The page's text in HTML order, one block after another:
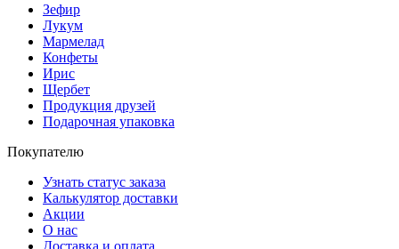
Зефир
Лукум
Мармелад
Конфеты
Ирис
Щербет
Продукция друзей
Подарочная упаковка
Покупателю
Узнать статус заказа
Калькулятор доставки
Акции
О нас
Доставка и оплата